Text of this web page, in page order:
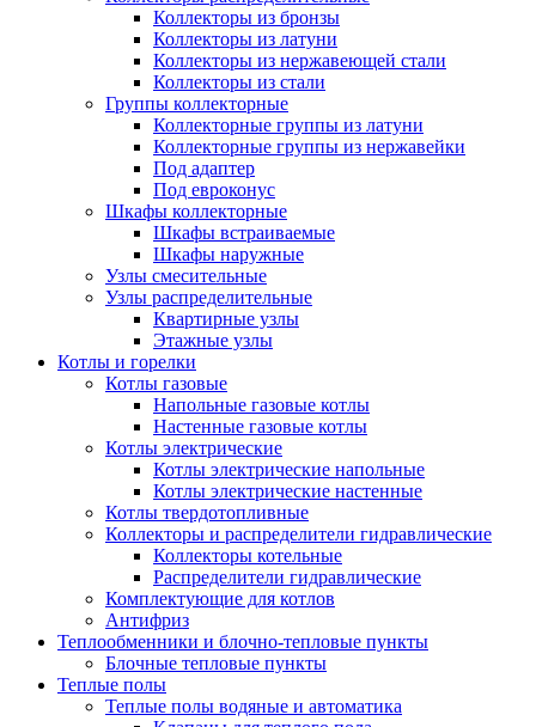
Коллекторы из бронзы
Коллекторы из латуни
Коллекторы из нержавеющей стали
Коллекторы из стали
Группы коллекторные
Коллекторные группы из латуни
Коллекторные группы из нержавейки
Под адаптер
Под евроконус
Шкафы коллекторные
Шкафы встраиваемые
Шкафы наружные
Узлы смесительные
Узлы распределительные
Квартирные узлы
Этажные узлы
Котлы и горелки
Котлы газовые
Напольные газовые котлы
Настенные газовые котлы
Котлы электрические
Котлы электрические напольные
Котлы электрические настенные
Котлы твердотопливные
Коллекторы и распределители гидравлические
Коллекторы котельные
Распределители гидравлические
Комплектующие для котлов
Антифриз
Теплообменники и блочно-тепловые пункты
Блочные тепловые пункты
Теплые полы
Теплые полы водяные и автоматика